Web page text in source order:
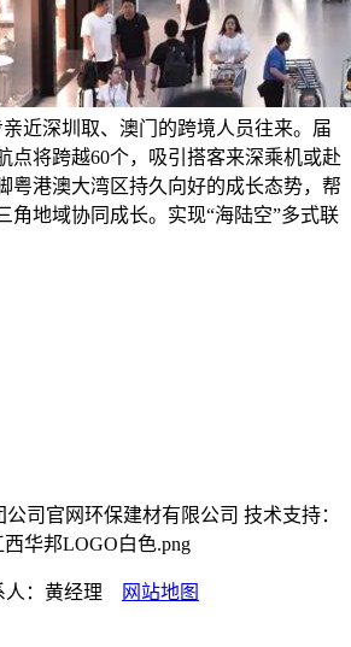
近深圳取、澳门的跨境人员往来。届
点将跨越60个，吸引搭客来深乘机或赴
粤港澳大湾区持久向好的成长态势，帮
角地域协同成长。实现“海陆空”多式联
司官网环保建材有限公司 技术支持：
人：黄经理 网站地图